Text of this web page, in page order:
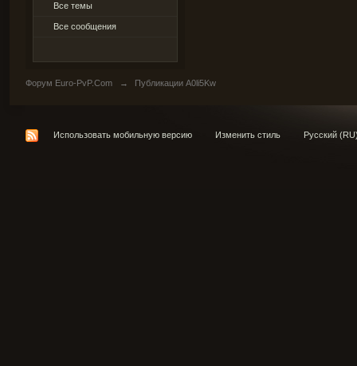
Все темы
Все сообщения
Форум Euro-PvP.Com → Публикации A0li5Kw
Использовать мобильную версию Изменить стиль Русский